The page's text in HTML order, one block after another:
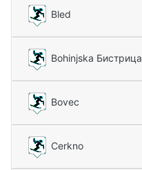
Bled
Bohinjska Бистрица
Bovec
Cerkno